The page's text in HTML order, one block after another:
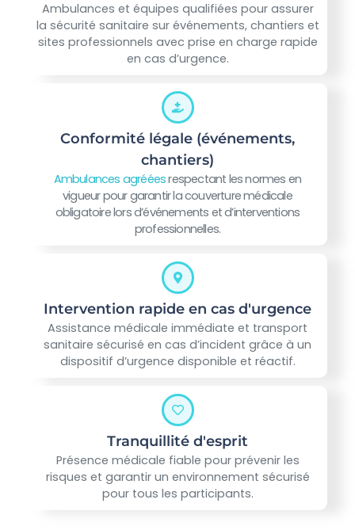
Ambulances et équipes qualifiées pour assurer
la sécurité sanitaire sur événements, chantiers et
sites professionnels avec prise en charge rapide
en cas d’urgence.
Conformité légale (événements,
chantiers)
Ambulances agrééesrespectant les normes en
vigueur pour garantir la couverture médicale
obligatoire lors d’événements et d’interventions
professionnelles.
Intervention rapide en cas d'urgence
Assistance médicale immédiate et transport
sanitaire sécurisé en cas d’incident grâce à un
dispositif d’urgence disponible et réactif.
Tranquillité d'esprit
Présence médicale fiable pour prévenir les
risques et garantir un environnement sécurisé
pour tous les participants.